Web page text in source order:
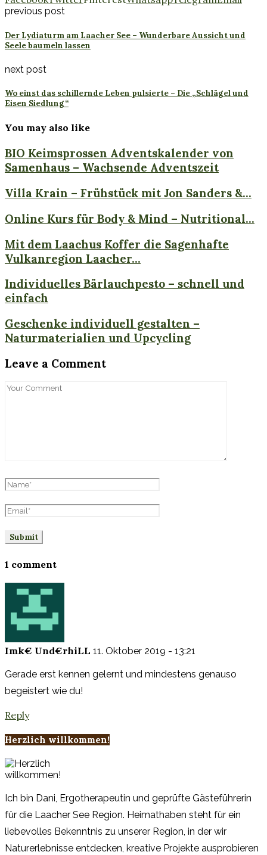
previous post
Der Lydiaturm am Laacher See – Wunderbare Aussicht und
Seele baumeln lassen
next post
Wo einst das schillernde Leben pulsierte – Die „Schlägel und
Eisen Siedlung“
You may also like
BIO Keimsprossen Adventskalender von
Samenhaus – Wachsende Adventszeit
Villa Krain – Frühstück mit Jon Sanders &...
Online Kurs für Body & Mind – Nutritional...
Mit dem Laachus Koffer die Sagenhafte
Vulkanregion Laacher...
Individuelles Bärlauchpesto – schnell und
einfach
Geschenke individuell gestalten –
Naturmaterialien und Upcycling
Leave a Comment
1 comment
Imk€ Und€rhiLL 11. Oktober 2019 - 13:21
Gerade erst kennen gelernt und mindestens genauso
begeistert wie du!
Reply
Herzlich willkommen!
Ich bin Dani, Ergotherapeutin und geprüfte Gästeführerin
für die Laacher See Region. Heimathaben steht für ein
liebevolles Bekenntnis zu unserer Region, in der wir
Naturerlebnisse entdecken, kreative Projekte ausprobieren